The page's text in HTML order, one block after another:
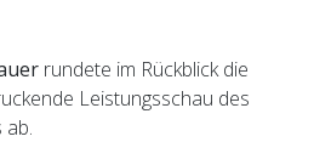
rundete im Rückblick die
Leistungsschau des
ab.